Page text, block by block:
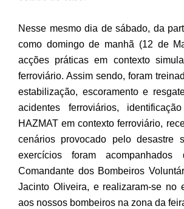
Nesse mesmo dia de sábado, da
como domingo de manhã (12 de
acções práticas em contexto
ferroviário. Assim sendo, foram
estabilização, escoramento e
acidentes ferroviários,
HAZMAT em contexto ferroviário,
cenários provocado pelo desastre
exercícios foram
Comandante dos Bombeiros
Jacinto Oliveira, e realizaram-se no
aos nossos bombeiros na zona da